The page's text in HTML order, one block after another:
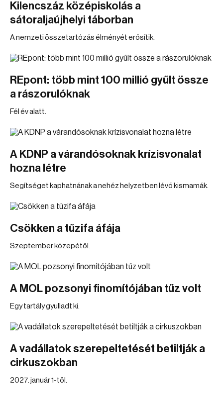
Kilencszáz középiskolás a
sátoraljaújhelyi táborban
A nemzeti összetartózás élményét erősítik.
REpont: több mint 100 millió gyűlt össze
a rászorulóknak
Fél év alatt.
A KDNP a várandósoknak krízisvonalat
hozna létre
Segítséget kaphatnának a nehéz helyzetben lévő kismamák.
Csökken a tűzifa áfája
Szeptember közepétől.
A MOL pozsonyi finomítójában tűz volt
Egy tartály gyulladt ki.
A vadállatok szerepeltetését betiltják a
cirkuszokban
2027. január 1-től.